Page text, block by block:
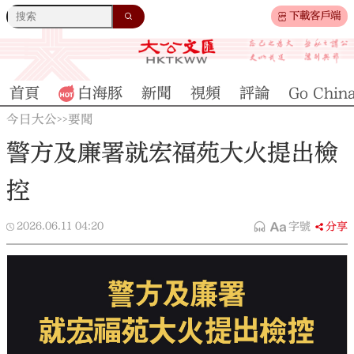
下載客戶端
首頁 白海豚 新聞 視頻 評論 Go
今日大公>>要聞
警方及廉署就宏福苑大火提出檢
控
2026.06.11 04:20 字號 分享